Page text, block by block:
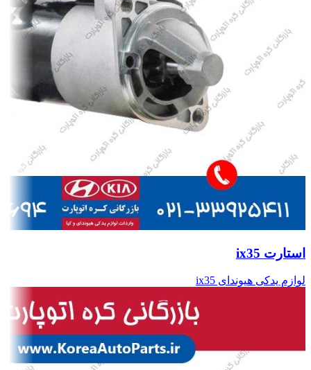
استارت ix35
لوازم یدکی هیوندای ix35